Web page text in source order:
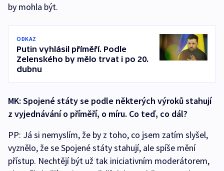
by mohla být.
ODKAZ
Putin vyhlásil příměří. Podle
Zelenského by mělo trvat i po 20.
dubnu
MK: Spojené státy se podle některých výroků stahují
z vyjednávání o příměří, o míru. Co teď, co dál?
PP: Já si nemyslím, že by z toho, co jsem zatím slyšel,
vyznělo, že se Spojené státy stahují, ale spíše mění
přístup. Nechtějí být už tak iniciativním moderátorem,